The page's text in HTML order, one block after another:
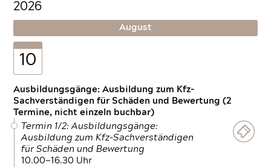
2026
August
10
Ausbildungsgänge: Ausbildung zum Kfz-
Sachverständigen für Schäden und Bewertung (2
Termine, nicht einzeln buchbar)
Termin 1/2: Ausbildungsgänge:
Ausbildung zum Kfz-Sachverständigen
für Schäden und Bewertung
10.00—16.30 Uhr